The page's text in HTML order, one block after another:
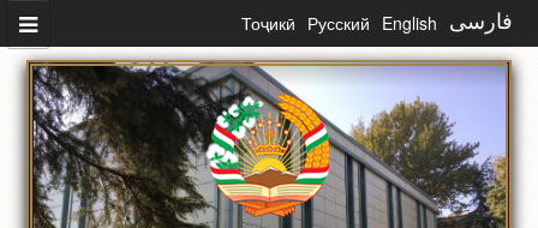
Skip to main content Тоҷикӣ Русский English فارسی